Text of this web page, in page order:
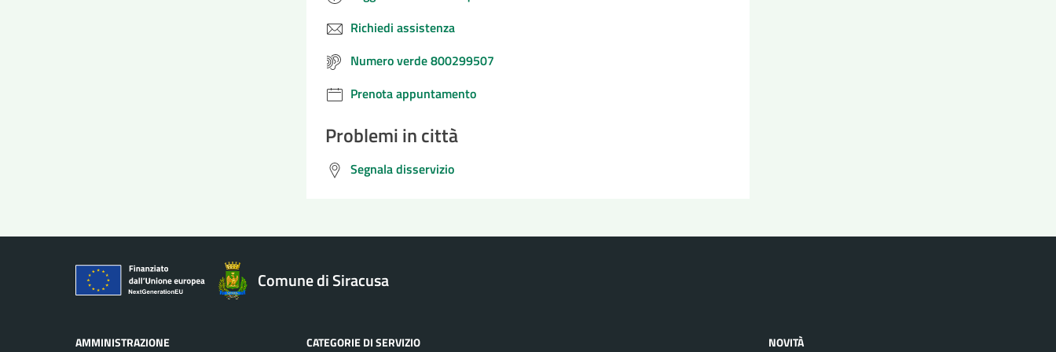
Richiedi assistenza
Numero verde 800299507
Prenota appuntamento
Problemi in città
Segnala disservizio
Comune di Siracusa
AMMINISTRAZIONE CATEGORIE DI SERVIZIO NOVITÀ